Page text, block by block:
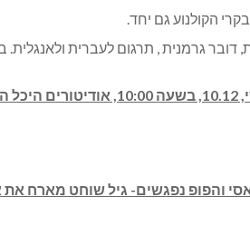
הקולנוע גם יחד.
75-99.
והפופ נפגשים- גיל שוחט מארח את